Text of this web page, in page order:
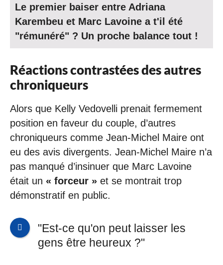
Le premier baiser entre Adriana
Karembeu et Marc Lavoine a t'il été
"rémunéré" ? Un proche balance tout !
Réactions contrastées des autres
chroniqueurs
Alors que Kelly Vedovelli prenait fermement
position en faveur du couple, d’autres
chroniqueurs comme Jean-Michel Maire ont
eu des avis divergents. Jean-Michel Maire n’a
pas manqué d’insinuer que Marc Lavoine
était un « forceur » et se montrait trop
démonstratif en public.
"Est-ce qu'on peut laisser les
gens être heureux ?"